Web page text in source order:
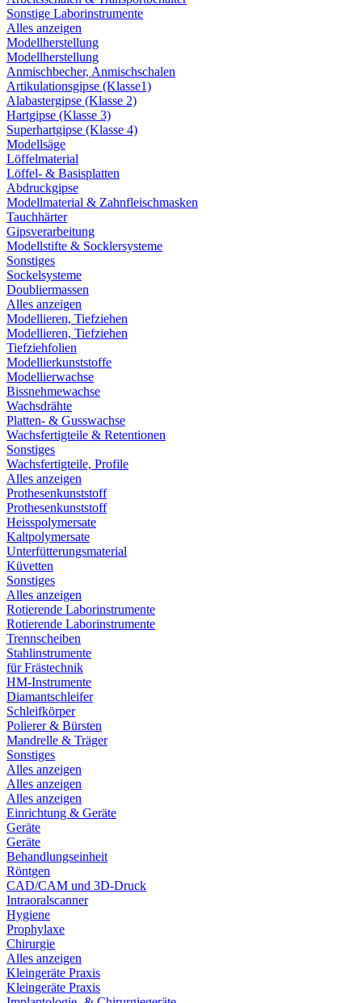
Sonstige Laborinstrumente
Alles anzeigen
Modellherstellung
Modellherstellung
Anmischbecher, Anmischschalen
Artikulationsgipse (Klasse1)
Alabastergipse (Klasse 2)
Hartgipse (Klasse 3)
Superhartgipse (Klasse 4)
Modellsäge
Löffelmaterial
Löffel- & Basisplatten
Abdruckgipse
Modellmaterial & Zahnfleischmasken
Tauchhärter
Gipsverarbeitung
Modellstifte & Socklersysteme
Sonstiges
Sockelsysteme
Doubliermassen
Alles anzeigen
Modellieren, Tiefziehen
Modellieren, Tiefziehen
Tiefziehfolien
Modellierkunststoffe
Modellierwachse
Bissnehmewachse
Wachsdrähte
Platten- & Gusswachse
Wachsfertigteile & Retentionen
Sonstiges
Wachsfertigteile, Profile
Alles anzeigen
Prothesenkunststoff
Prothesenkunststoff
Heisspolymersate
Kaltpolymersate
Unterfütterungsmaterial
Küvetten
Sonstiges
Alles anzeigen
Rotierende Laborinstrumente
Rotierende Laborinstrumente
Trennscheiben
Stahlinstrumente
für Frästechnik
HM-Instrumente
Diamantschleifer
Schleifkörper
Polierer & Bürsten
Mandrelle & Träger
Sonstiges
Alles anzeigen
Alles anzeigen
Alles anzeigen
Einrichtung & Geräte
Geräte
Geräte
Behandlungseinheit
Röntgen
CAD/CAM und 3D-Druck
Intraoralscanner
Hygiene
Prophylaxe
Chirurgie
Alles anzeigen
Kleingeräte Praxis
Kleingeräte Praxis